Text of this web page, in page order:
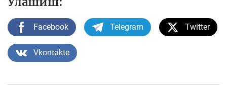
Facebook Telegram Twitter
Vkontakte